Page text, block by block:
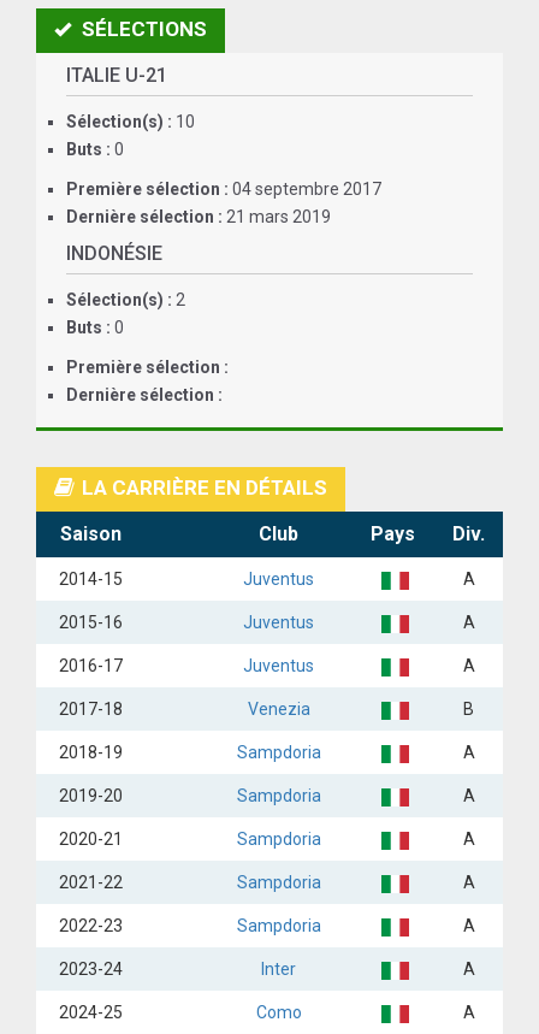
ESPAGNE
ALLEMAGNE
SÉLECTIONS
ITALIE U-21
Sélection(s) : 10
Buts : 0
Première sélection : 04 septembre 2017
Dernière sélection : 21 mars 2019
INDONÉSIE
Sélection(s) : 2
Buts : 0
Première sélection :
Dernière sélection :
LA CARRIÈRE EN DÉTAILS
Saison Club Pays Div.
2014-15 Juventus A
2015-16 Juventus A
2016-17 Juventus A
2017-18 Venezia B
2018-19 Sampdoria A
2019-20 Sampdoria A
2020-21 Sampdoria A
2021-22 Sampdoria A
2022-23 Sampdoria A
2023-24 Inter A
2024-25 Como A